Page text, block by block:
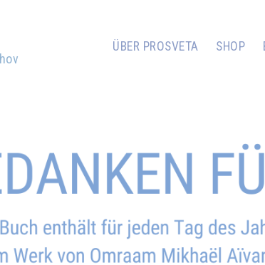
ÜBER PROSVETA SHOP